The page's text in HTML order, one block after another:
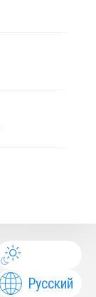
Русский